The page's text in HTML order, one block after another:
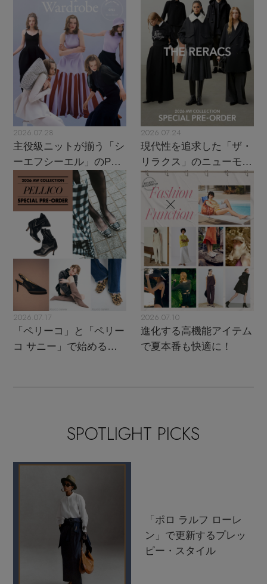
2026.07.28
主役級ニットが揃う「シ
ーエフシーエル」のPOP
UPがスタート
2026.07.24
現代性を追求した「ザ・
リラクス」のニューモダ
ンクラシック
2026.07.17
「ペリーコ」と「ペリー
コ サニー」で始める秋
2026.07.10
進化する高機能アイテム
で夏本番も快適に！
SPOTLIGHT PICKS
「ポロ ラルフ ローレ
ン」で更新するプレッ
ピー・スタイル